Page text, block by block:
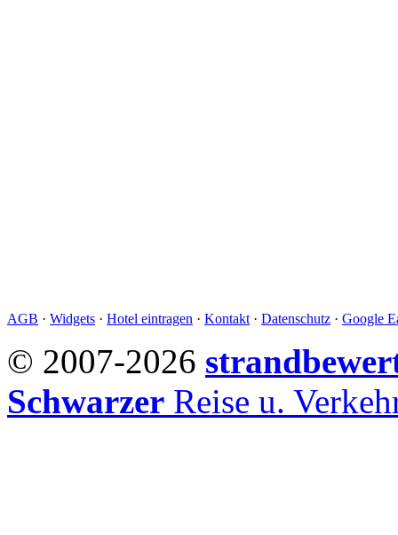
AGB · Widgets · Hotel eintragen · Kontakt · Datenschutz · Google
© 2007-2026
Schwarzer Reise u.